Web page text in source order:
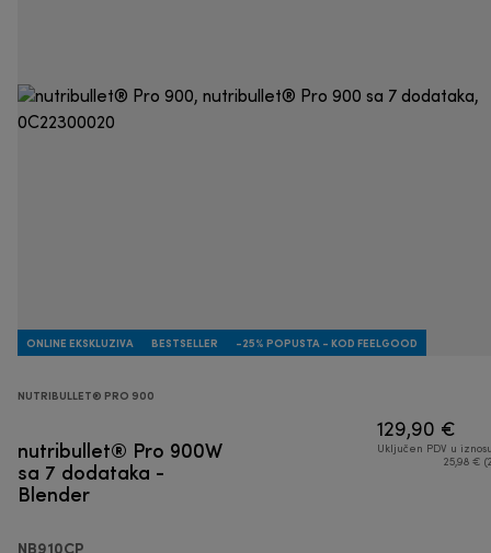
ONLINE EKSKLUZIVA BESTSELLER -25% POPUSTA - KOD FEELGOOD
NUTRIBULLET® PRO 900
nutribullet® Pro 900W
sa 7 dodataka -
Blender
NB910CP
129,90 €
Uključen PDV u
25,98 €